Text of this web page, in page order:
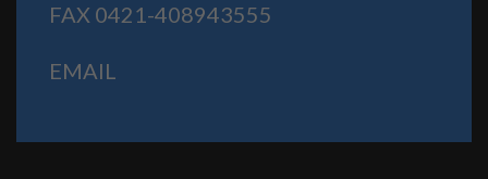
FAX 0421-408943555
EMAIL